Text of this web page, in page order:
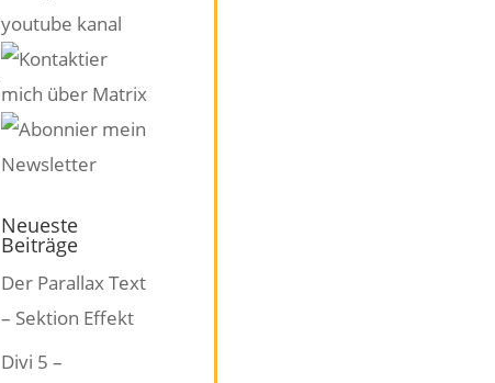
Neueste
Beiträge
Der Parallax Text
– Sektion Effekt
Divi 5 –